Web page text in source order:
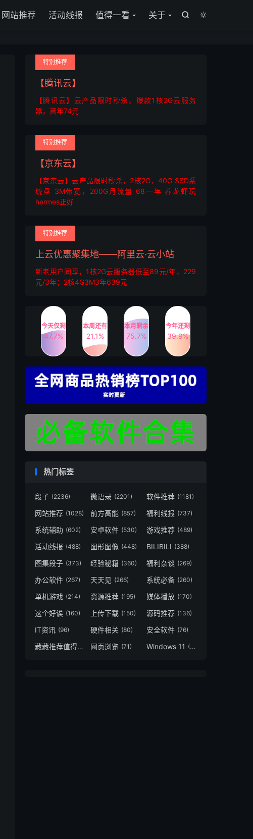


网站推荐 活动线报 值得一看 关于
特别推荐
【腾讯云】
【腾讯云】云产品限时秒杀，爆款1核2G云服务
器，首年74元
特别推荐
【京东云】
【京东云】云产品限时秒杀，2核2G，40G SSD系
统盘 3M带宽，200G月流量 68一年 养龙虾玩
hermes正好
特别推荐
上云优惠聚集地——阿里云·云小站
新老用户同享，1核2G云服务器低至89元/年，229
元/3年；2核4G3M3年639元
今天仅剩
47.7%
本周还有
21.1%
本月剩余
75.7%
今年还剩
39.9%
热门标签
段子 (2236) 微语录 (2201) 软件推荐 (1181)
网站推荐 (1028) 前方高能 (857) 福利线报 (737)
系统辅助 (602) 安卓软件 (530) 游戏推荐 (489)
活动线报 (488) 图形图像 (448) BILIBILI (388)
图集段子 (373) 经验秘籍 (360) 福利杂谈 (269)
办公软件 (267) 天天见 (266) 系统必备 (260)
单机游戏 (214) 资源推荐 (195) 媒体播放 (170)
这个好诶 (160) 上传下载 (150) 源码推荐 (136)
IT资讯 (96) 硬件相关 (80) 安全软件 (76)
藏藏推荐值得一看 (73)
网页浏览 (71) Windows 11 (49)